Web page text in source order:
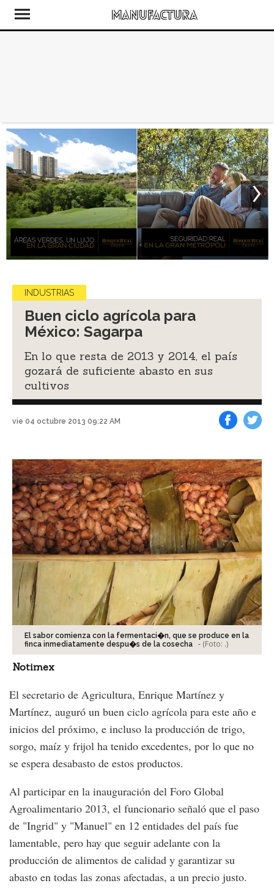
INDUSTRIAS
Buen ciclo agrícola para
México: Sagarpa
En lo que resta de 2013 y 2014, el país
gozará de suficiente abasto en sus
cultivos
vie 04 octubre 2013 09:22 AM
El sabor comienza con la fermentaci�n, que se produce en la
finca inmediatamente despu�s de la cosecha
- (Foto: .)
Notimex
El secretario de Agricultura, Enrique Martínez y
Martínez, auguró un buen ciclo agrícola para este año e
inicios del próximo, e incluso la producción de trigo,
sorgo, maíz y frijol ha tenido excedentes, por lo que no
se espera desabasto de estos productos.
Al participar en la inauguración del Foro Global
Agroalimentario 2013, el funcionario señaló que el paso
de "Ingrid" y "Manuel" en 12 entidades del país fue
lamentable, pero hay que seguir adelante con la
producción de alimentos de calidad y garantizar su
abasto en todas las zonas afectadas, a un precio justo.